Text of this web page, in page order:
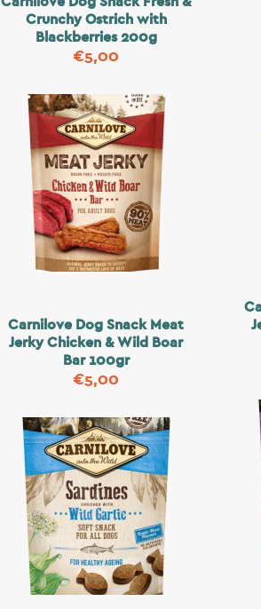
Crunchy Ostrich with
Blackberries 200g
€5,00
Carnilove Dog Snack Meat
Jerky Chicken & Wild Boar
Bar 100gr
€5,00